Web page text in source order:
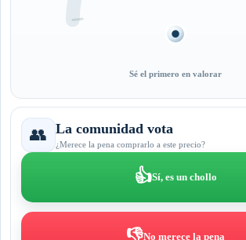
Sé el primero en valorar
👥 La comunidad vota
¿Merece la pena comprarlo a este precio?
👍Sí, es un chollo
No merece la pena